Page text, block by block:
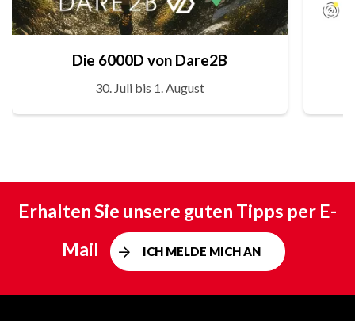
Die 6000D von Dare2B
30. Juli bis 1. August
Erhalten Sie unsere guten Tipps per E-
Mail
ICH MELDE MICH AN